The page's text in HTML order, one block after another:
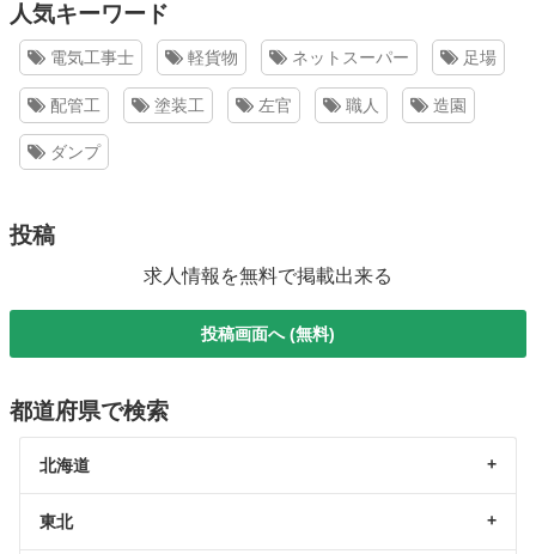
人気キーワード
電気工事士 軽貨物 ネットスーパー 足場
配管工 塗装工 左官 職人 造園
ダンプ
投稿
求人情報を無料で掲載出来る
投稿画面へ (無料)
都道府県で検索
北海道
東北